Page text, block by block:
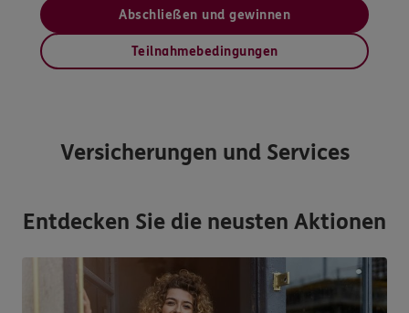
Abschließen und gewinnen
Teilnahmebedingungen
Versicherungen und Services
Entdecken Sie die neusten Aktionen